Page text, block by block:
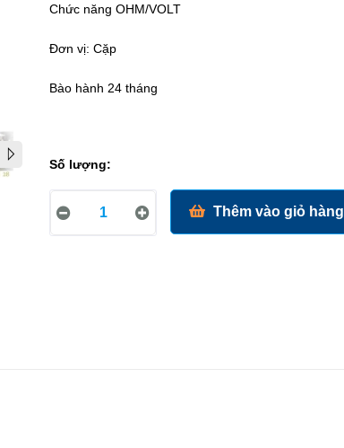
Chức năng OHM/VOLT
Đơn vị: Cặp
Bào hành 24 tháng
Số lượng:
Thêm vào giỏ hàng